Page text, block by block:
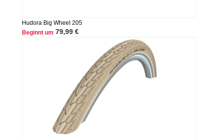
Hudora Big Wheel 205
Beginnt um 79,99 €